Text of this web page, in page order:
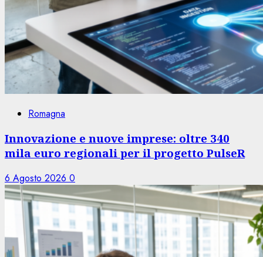
Romagna
Innovazione e nuove imprese: oltre 340
mila euro regionali per il progetto PulseR
6 Agosto 2026 0